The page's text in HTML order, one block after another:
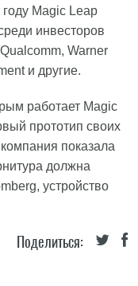
Magic Leap
инвесторов
Warner
и другие.
работает Magic
прототип своих
показала
должна
устройство
Поделиться: